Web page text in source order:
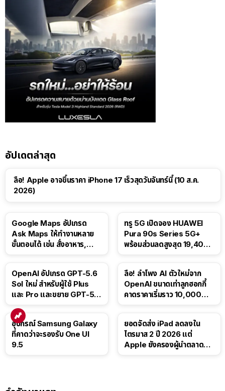
อัปเดตล่าสุด
ลือ! Apple อาจขึ้นราคา iPhone 17 เร็วสุดวันจันทร์นี้ (10 ส.ค.
2026)
Google Maps อัปเกรด
Ask Maps ให้ทำงานหลาย
ขั้นตอนได้ เช่น สั่งอาหาร,
ทรู 5G เปิดจอง HUAWEI
Pura 90s Series 5G+
พร้อมส่วนลดสูงสุด 19,400
OpenAI อัปเกรด GPT-5.6
Sol ใหม่ สำหรับผู้ใช้ Plus
และ Pro และขยาย GPT-5.6
ลือ! ลำโพง AI ตัวใหม่จาก
OpenAI ขนาดเท่าลูกฮอกกี้
คาดราคาเริ่มราว 10,000
อุปกรณ์ Samsung Galaxy
ที่คาดว่าจะรองรับ One UI
9.5
ยอดจัดส่ง iPad ลดลงใน
ไตรมาส 2 ปี 2026 แต่
Apple ยังครองผู้นำตลาด